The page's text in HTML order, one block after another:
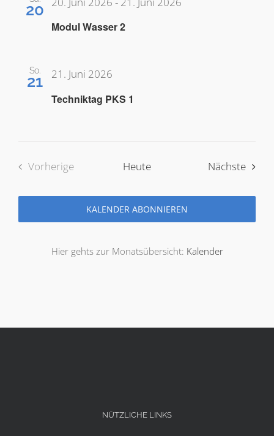
20
Modul Wasser 2
So.
21
Techniktag PKS 1
21. Juni 2026
Vorherige
Heute Nächste
KALENDER ABONNIEREN
Hier gehts zur Monatsübersicht: Kalender
NÜTZLICHE LINKS